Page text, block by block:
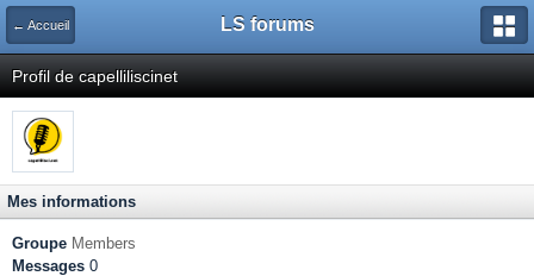
← Accueil LS forums
Profil de capelliliscinet
Mes informations
Groupe Members
Messages 0